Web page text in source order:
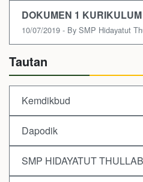
DOKUMEN 1
10/07/2019 - By SMP Hidayatut
Tautan
Kemdikbud
Dapodik
SMP HIDAYATUT